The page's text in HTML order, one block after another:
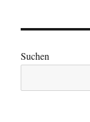
Suchen